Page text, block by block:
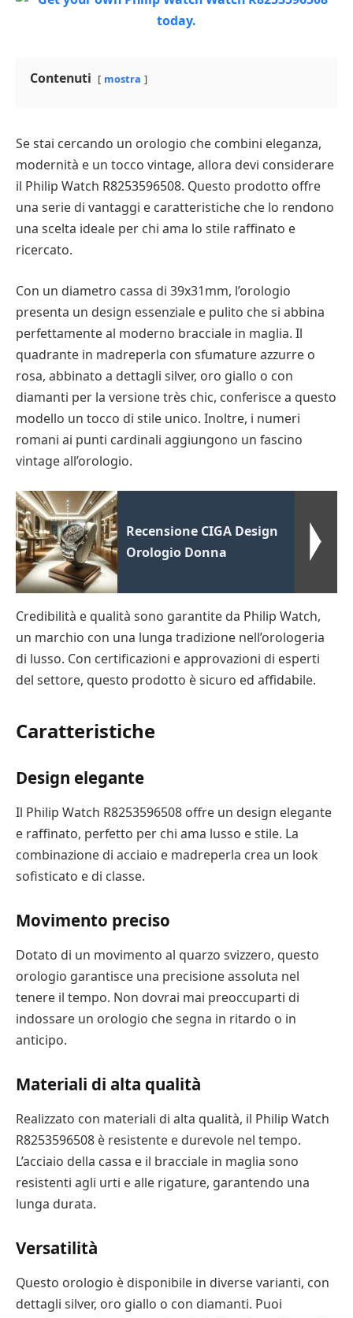
Contenuti mostra
Se stai cercando un orologio che combini eleganza,
modernità e un tocco vintage, allora devi considerare
il Philip Watch R8253596508. Questo prodotto offre
una serie di vantaggi e caratteristiche che lo rendono
una scelta ideale per chi ama lo stile raffinato e
ricercato.
Con un diametro cassa di 39x31mm, l’orologio
presenta un design essenziale e pulito che si abbina
perfettamente al moderno bracciale in maglia. Il
quadrante in madreperla con sfumature azzurre o
rosa, abbinato a dettagli silver, oro giallo o con
diamanti per la versione très chic, conferisce a questo
modello un tocco di stile unico. Inoltre, i numeri
romani ai punti cardinali aggiungono un fascino
vintage all’orologio.
Recensione CIGA Design
Orologio Donna
Credibilità e qualità sono garantite da Philip Watch,
un marchio con una lunga tradizione nell’orologeria
di lusso. Con certificazioni e approvazioni di esperti
del settore, questo prodotto è sicuro ed affidabile.
Caratteristiche
Design elegante
Il Philip Watch R8253596508 offre un design elegante
e raffinato, perfetto per chi ama lusso e stile. La
combinazione di acciaio e madreperla crea un look
sofisticato e di classe.
Movimento preciso
Dotato di un movimento al quarzo svizzero, questo
orologio garantisce una precisione assoluta nel
tenere il tempo. Non dovrai mai preoccuparti di
indossare un orologio che segna in ritardo o in
anticipo.
Materiali di alta qualità
Realizzato con materiali di alta qualità, il Philip Watch
R8253596508 è resistente e durevole nel tempo.
L’acciaio della cassa e il bracciale in maglia sono
resistenti agli urti e alle rigature, garantendo una
lunga durata.
Versatilità
Questo orologio è disponibile in diverse varianti, con
dettagli silver, oro giallo o con diamanti. Puoi